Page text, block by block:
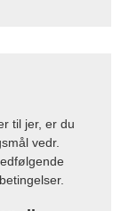
til jer, er du
vedr.